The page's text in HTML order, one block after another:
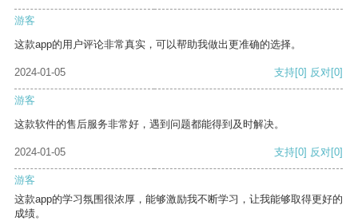
游客
这款app的用户评论非常真实，可以帮助我做出更准确的选择。
2024-01-05 支持[0] 反对[0]
游客
这款软件的售后服务非常好，遇到问题都能得到及时解决。
2024-01-05 支持[0] 反对[0]
游客
这款app的学习氛围很浓厚，能够激励我不断学习，让我能够取得更好的
成绩。